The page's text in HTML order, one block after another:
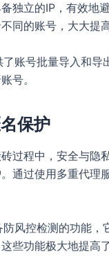
独立的IP，有效地
同的账号，大大提
账号批量导入和导
号。
保护
过程中，安全与隐
通过使用多重代
风控检测的功能
些功能极大地提高